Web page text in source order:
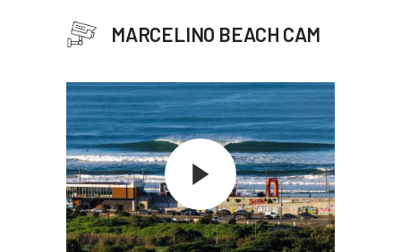
MARCELINO BEACH CAM